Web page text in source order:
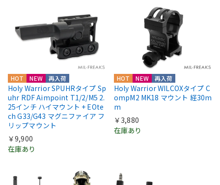
HOT NEW 再入荷
Holy Warrior SPUHRタイプ Sp
uhr RDF Aimpoint T1/2/M5 2.
25インチ ハイマウント + EOte
ch G33/G43 マグニファイア フ
リップマウント
￥9,900
在庫あり
HOT NEW 再入荷
Holy Warrior WILCOXタイプ C
ompM2 MK18 マウント 経30m
m
￥3,880
在庫あり